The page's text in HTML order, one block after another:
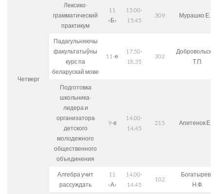
Четверг
Лексико-
грамматический
практикум
11
«Б»
15.00-
15.45
309 Мурашко Е.Н.
Падагульняючы
факультатыўны
курс па
беларускай мове
11-е
17.50-
18.35
302
Добровольская
Т.П.
Подготовка
школьника-
лидера и
организатора
детского
молодежного
общественного
объединения
9-е
14.00-
14.45
215 Апитенок Е.Е.
Алгебра учит
рассуждать
11
«А»
14.00-
14.45
102
Богатырева
Н.Ф.